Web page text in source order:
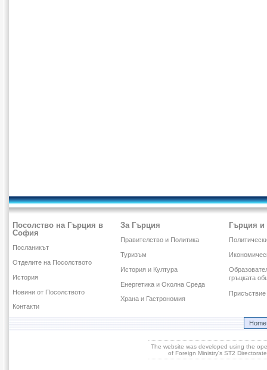
Посолство на Гърция в
София
Посланикът
Отделите на Посолството
История
Новини от Посолството
Контакти
За Гърция
Правителство и Политика
Туризъм
История и Култура
Енергетика и Околна Среда
Храна и Гастрономия
Гърция и
гръцката
Home
The website was developed using the
of Foreign Ministry's ST2